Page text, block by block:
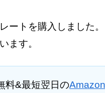
ートを購入しました。
ます。
料&最短翌日の